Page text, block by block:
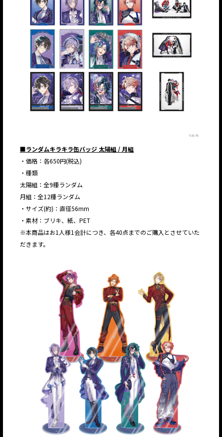
■ランダムキラキラ缶バッジ 太陽組 / 月組
・価格：各650円(税込)
・種類
太陽組：全9種ランダム
月組：全12種ランダム
・サイズ(約)：直径56mm
・素材：ブリキ、紙、PET
※本商品はお1人様1会計につき、各40点までのご購入とさせていた
だきます。